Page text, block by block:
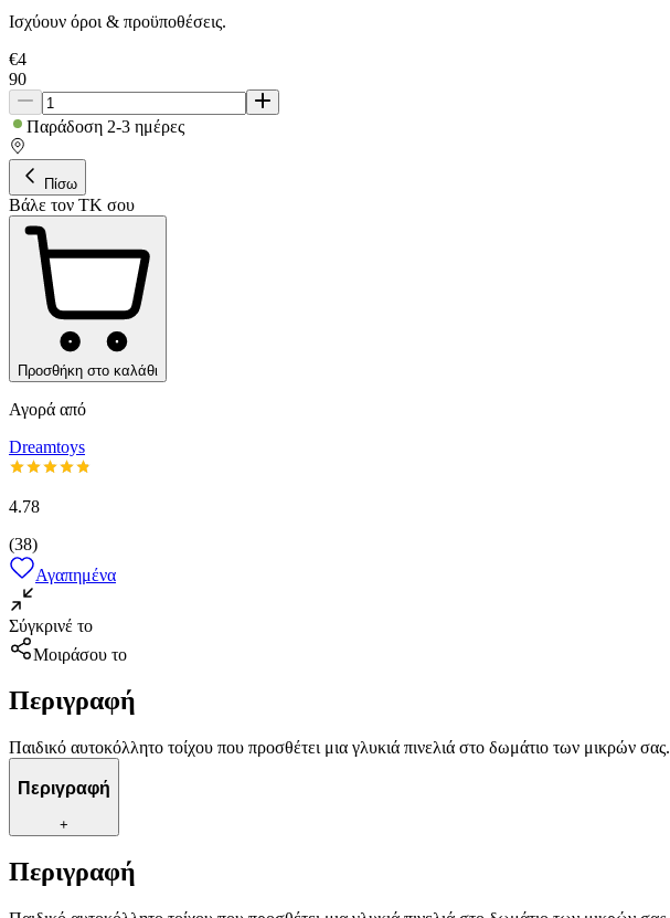
Ισχύουν όροι & προϋποθέσεις.
€4
90
Παράδοση 2-3 ημέρες
Πίσω
Βάλε τον ΤΚ σου
Προσθήκη στο καλάθι
Αγορά από
Dreamtoys
4.78
(38)
Αγαπημένα
Σύγκρινέ το
Μοιράσου το
Περιγραφή
Παιδικό αυτοκόλλητο τοίχου που προσθέτει μια γλυκιά πινελιά στο δωμάτιο των μικρών σας.
Περιγραφή
+
Περιγραφή